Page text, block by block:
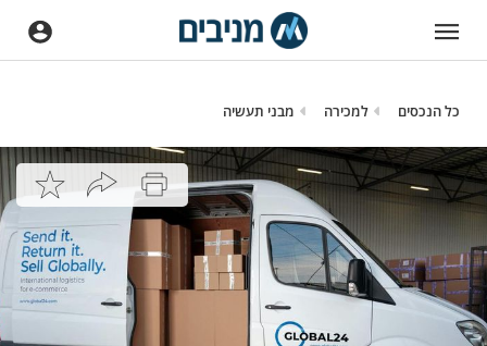
כל הנכסים למכירה מבני תעשיה